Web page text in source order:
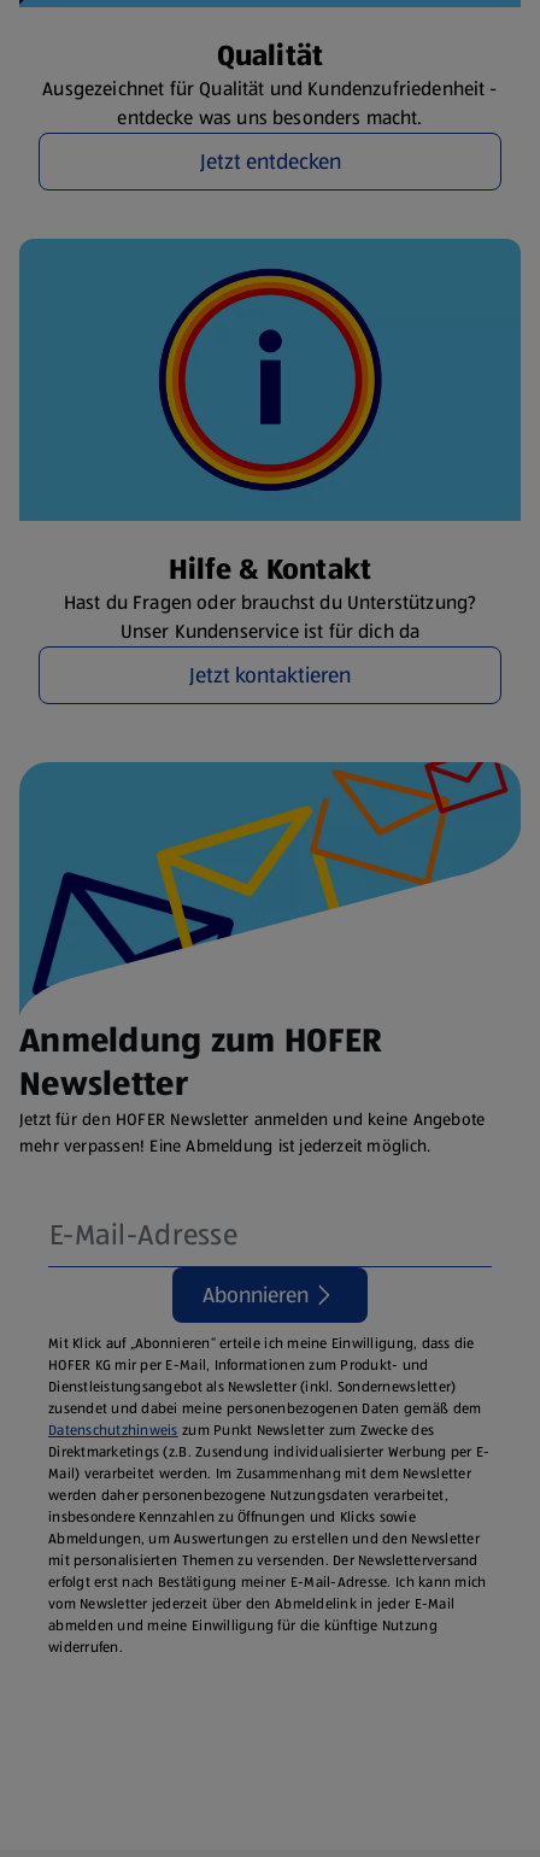
Qualität
Ausgezeichnet für Qualität und Kundenzufriedenheit -
entdecke was uns besonders macht.
Jetzt entdecken
Hilfe & Kontakt
Hast du Fragen oder brauchst du Unterstützung?
Unser Kundenservice ist für dich da
Jetzt kontaktieren
Anmeldung zum HOFER
Newsletter
Jetzt für den HOFER Newsletter anmelden und keine Angebote
mehr verpassen! Eine Abmeldung ist jederzeit möglich.
Abonnieren
Mit Klick auf „Abonnieren“ erteile ich meine Einwilligung, dass die
HOFER KG mir per E-Mail, Informationen zum Produkt- und
Dienstleistungsangebot als Newsletter (inkl. Sondernewsletter)
zusendet und dabei meine personenbezogenen Daten gemäß dem
Datenschutzhinweis zum Punkt Newsletter zum Zwecke des
Direktmarketings (z.B. Zusendung individualisierter Werbung per E-
Mail) verarbeitet werden. Im Zusammenhang mit dem Newsletter
werden daher personenbezogene Nutzungsdaten verarbeitet,
insbesondere Kennzahlen zu Öffnungen und Klicks sowie
Abmeldungen, um Auswertungen zu erstellen und den Newsletter
mit personalisierten Themen zu versenden. Der Newsletterversand
erfolgt erst nach Bestätigung meiner E-Mail-Adresse. Ich kann mich
vom Newsletter jederzeit über den Abmeldelink in jeder E‑Mail
abmelden und meine Einwilligung für die künftige Nutzung
widerrufen.